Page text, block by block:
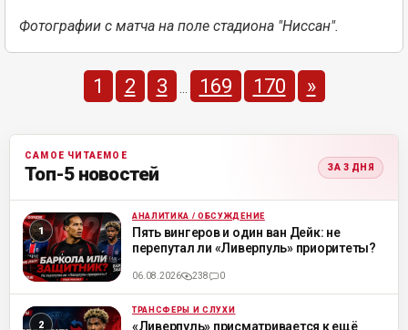
Фотографии с матча на поле стадиона "Ниссан".
1 2 3 169 170 »
САМОЕ ЧИТАЕМОЕ
Топ-5 новостей ЗА 3 ДНЯ
ML АНАЛИТИКА / ОБСУЖДЕНИЕ
Пять вингеров и один ван Дейк: не
перепутал ли «Ливерпуль» приоритеты?
06.08.2026 238 0
ML ТРАНСФЕРЫ И СЛУХИ
«Ливерпуль» присматривается к ещё